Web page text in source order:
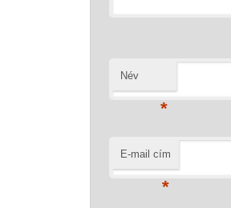
Név
*
E-mail cím
*